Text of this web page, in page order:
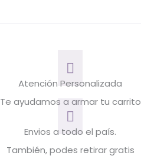
Atención Personalizada
Te ayudamos a armar tu carrito
Envios a todo el país.
También, podes retirar gratis